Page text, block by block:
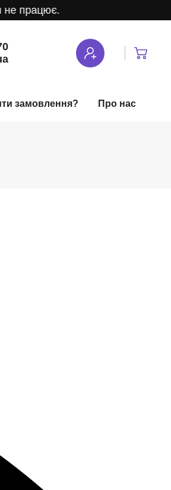
замовлення? Про нас